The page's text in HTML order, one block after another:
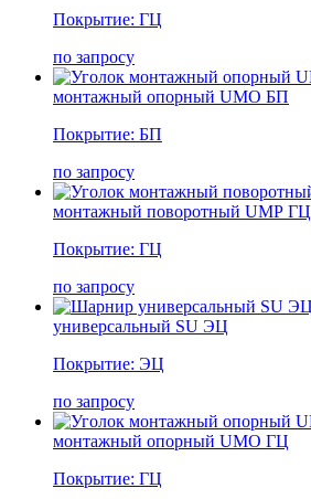
Покрытие: ГЦ
по запросу
монтажный опорный UMО БП
Покрытие: БП
по запросу
монтажный поворотный UMР ГЦ
Покрытие: ГЦ
по запросу
универсальный SU ЭЦ
Покрытие: ЭЦ
по запросу
монтажный опорный UMО ГЦ
Покрытие: ГЦ